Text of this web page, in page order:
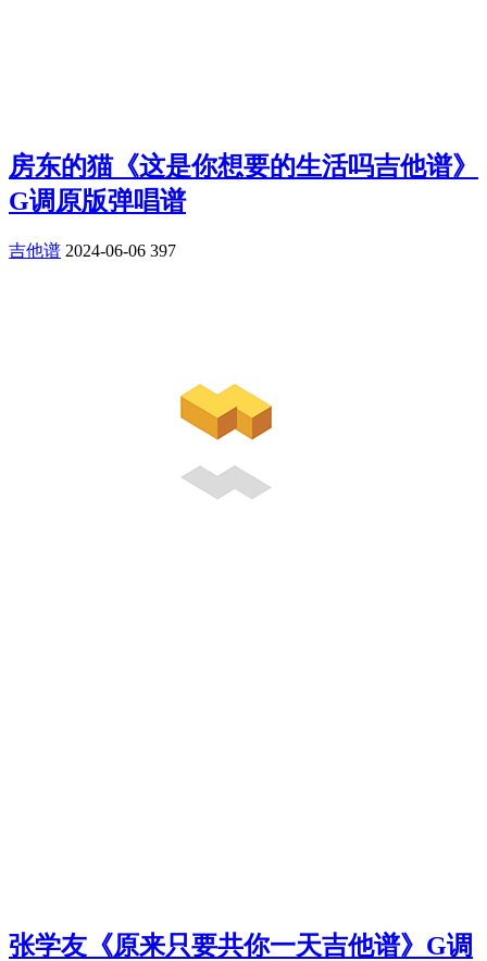
房东的猫《这是你想要的生活吗吉他谱》
G调原版弹唱谱
吉他谱 2024-06-06 397
张学友《原来只要共你一天吉他谱》G调